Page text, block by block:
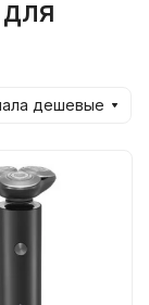
дешевые